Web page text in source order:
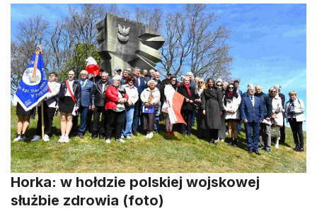
Horka: w hołdzie polskiej wojskowej
służbie zdrowia (foto)